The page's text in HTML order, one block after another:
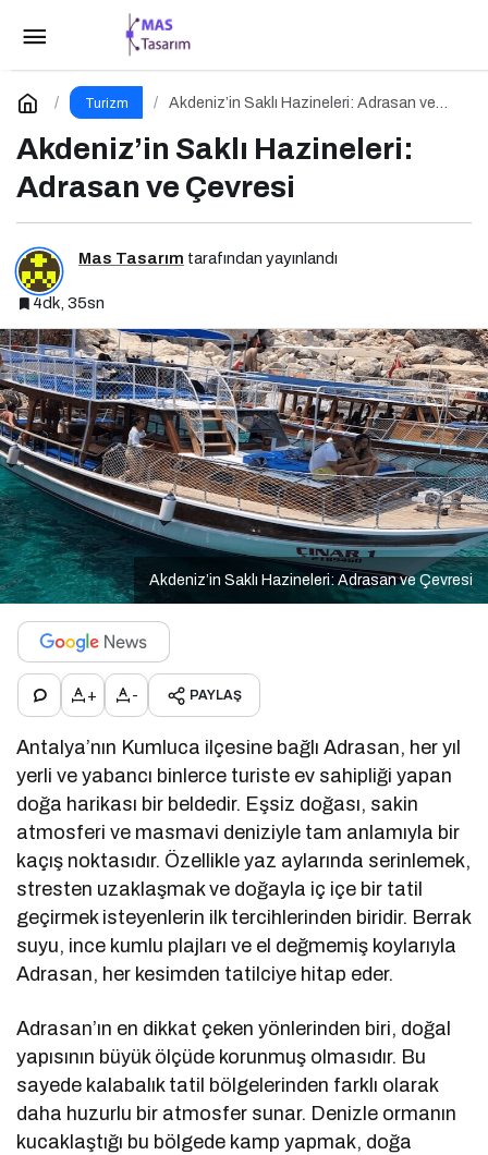
Turizm
Akdeniz’in Saklı Hazineleri: Adrasan ve
Akdeniz’in Saklı Hazineleri:
Adrasan ve Çevresi
Mas Tasarım tarafından yayınlandı
4dk, 35sn
Akdeniz’in Saklı Hazineleri: Adrasan ve Çevresi
+ - PAYLAŞ
Antalya’nın Kumluca ilçesine bağlı Adrasan, her yıl
yerli ve yabancı binlerce turiste ev sahipliği yapan
doğa harikası bir beldedir. Eşsiz doğası, sakin
atmosferi ve masmavi deniziyle tam anlamıyla bir
kaçış noktasıdır. Özellikle yaz aylarında serinlemek,
stresten uzaklaşmak ve doğayla iç içe bir tatil
geçirmek isteyenlerin ilk tercihlerinden biridir. Berrak
suyu, ince kumlu plajları ve el değmemiş koylarıyla
Adrasan, her kesimden tatilciye hitap eder.
Adrasan’ın en dikkat çeken yönlerinden biri, doğal
yapısının büyük ölçüde korunmuş olmasıdır. Bu
sayede kalabalık tatil bölgelerinden farklı olarak
daha huzurlu bir atmosfer sunar. Denizle ormanın
kucaklaştığı bu bölgede kamp yapmak, doğa
Beyazperdenin Gözünden İstanbul
Yorum Yap